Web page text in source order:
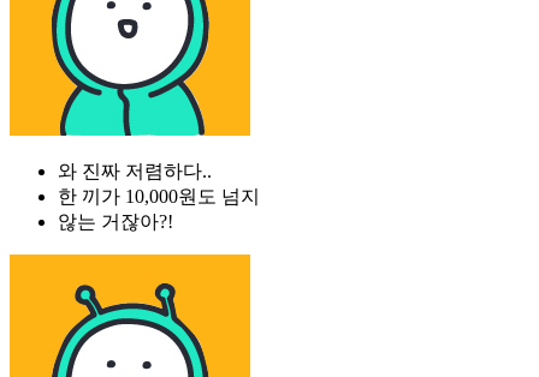
와 진짜 저렴하다..
한 끼가 10,000원도 넘지
않는 거잖아?!